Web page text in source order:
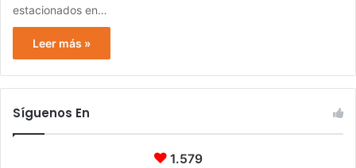
estacionados en…
Leer más »
Síguenos En
1.579